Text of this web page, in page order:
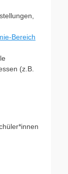
Bereich
(z.B.